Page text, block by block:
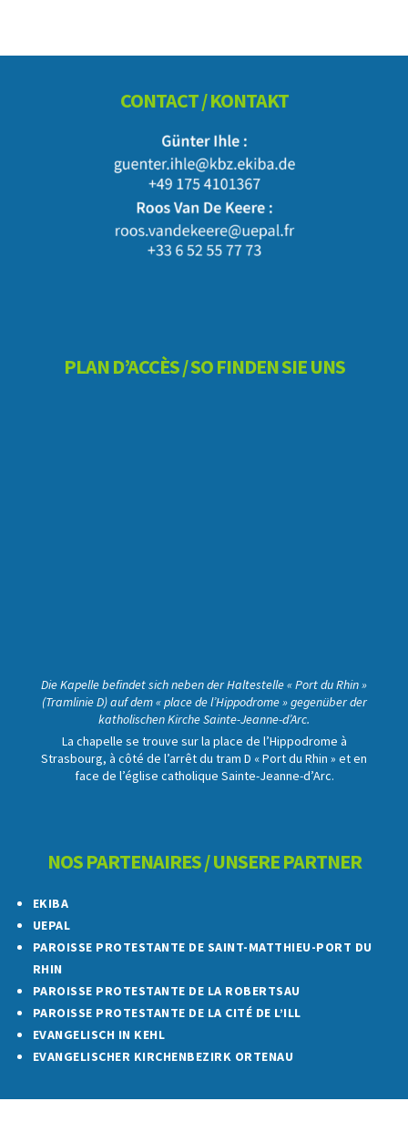
CONTACT / KONTAKT
PLAN D’ACCÈS / SO FINDEN SIE UNS
Die Kapelle befindet sich neben der Haltestelle « Port du Rhin »
(Tramlinie D) auf dem « place de l’Hippodrome » gegenüber der
katholischen Kirche Sainte-Jeanne-d’Arc.
La chapelle se trouve sur la place de l’Hippodrome à
Strasbourg, à côté de l’arrêt du tram D « Port du Rhin » et en
face de l’église catholique Sainte-Jeanne-d’Arc.
NOS PARTENAIRES / UNSERE PARTNER
EKIBA
UEPAL
PAROISSE PROTESTANTE DE SAINT-MATTHIEU-PORT DU
RHIN
PAROISSE PROTESTANTE DE LA ROBERTSAU
PAROISSE PROTESTANTE DE LA CITÉ DE L’ILL
EVANGELISCH IN KEHL
EVANGELISCHER KIRCHENBEZIRK ORTENAU